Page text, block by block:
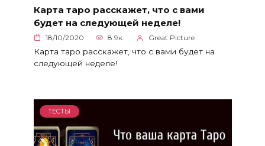
Карта таро расскажет, что с вами
будет на следующей неделе!
18/10/2020 8.9к. Great Picture
Карта таро расскажет, что с вами будет на
следующей неделе!
ТЕСТЫ